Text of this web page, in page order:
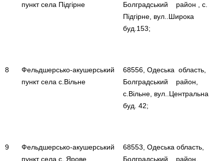
пункт села Підгірне
Болградський район , с.
Підгірне, вул..Широка
буд.153;
8
Фельдшерсько-акушерський
пункт села с.Вільне
68556, Одеська область,
Болградський район,
с.Вільне, вул..Центральна
буд. 42;
9
Фельдшерсько-акушерський
пункт села с. Ярове
68553, Одеська область,
Болградський район,